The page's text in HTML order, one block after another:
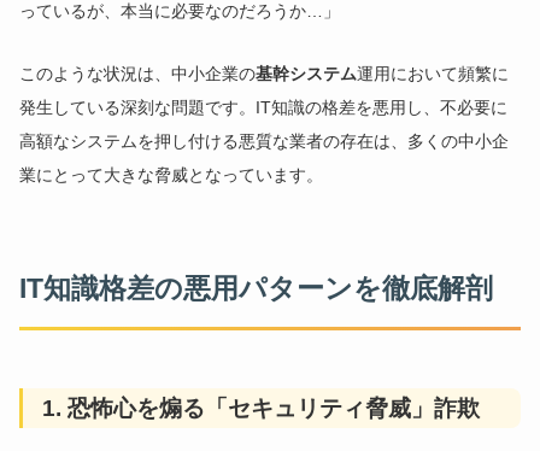
っているが、本当に必要なのだろうか…」
このような状況は、中小企業の基幹システム運用において頻繁に
発生している深刻な問題です。IT知識の格差を悪用し、不必要に
高額なシステムを押し付ける悪質な業者の存在は、多くの中小企
業にとって大きな脅威となっています。
IT知識格差の悪用パターンを徹底解剖
1. 恐怖心を煽る「セキュリティ脅威」詐欺